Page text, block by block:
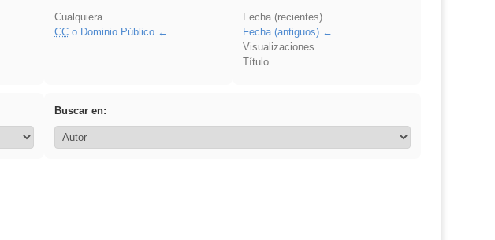
Cualquiera
CCo Dominio Público
Fecha (recientes)
Fecha (antiguos)
Visualizaciones
Título
Buscar en: